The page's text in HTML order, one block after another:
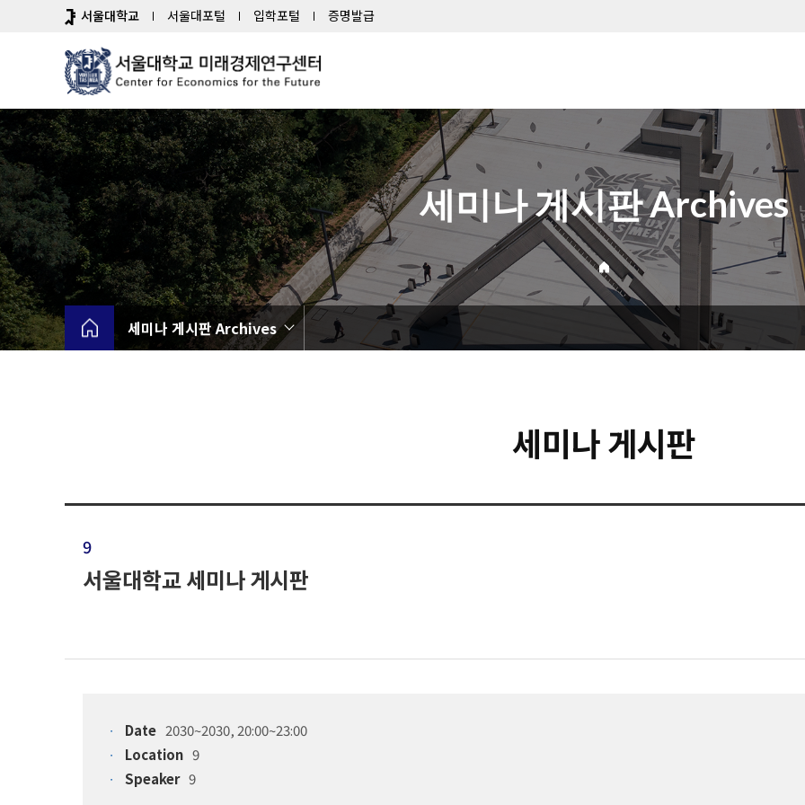
뉴
서울대학교 서울대포털 입학포털 증명발급
세미나 게시판 Archives
세미나 게시판 Archives
세미나 게시판
9
서울대학교 세미나 게시판
Date 2030~2030, 20:00~23:00
Location 9
Speaker 9